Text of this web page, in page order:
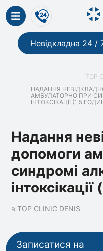
Невідкладна 24 /
TOP
НАДАННЯ
АМБУЛАТОРНО ПРИ
ІНТОКСІКАЦІЇ (1,5
Надання
допомоги
синдромі
в TOP CLINIC DENIS
Записатися на